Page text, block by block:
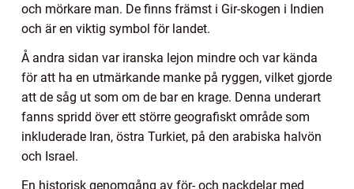
och mörkare man. De finns främst i Gir-skogen i Indien
och är en viktig symbol för landet.
Å andra sidan var iranska lejon mindre och var kända
för att ha en utmärkande manke på ryggen, vilket gjorde
att de såg ut som om de bar en krage. Denna underart
fanns spridd över ett större geografiskt område som
inkluderade Iran, östra Turkiet, på den arabiska halvön
och Israel.
En historisk genomgång av för- och nackdelar med